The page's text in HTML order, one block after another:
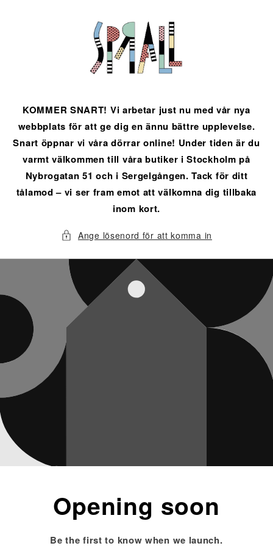
KOMMER SNART! Vi arbetar just nu med vår nya
webbplats för att ge dig en ännu bättre upplevelse.
Snart öppnar vi våra dörrar online! Under tiden är du
varmt välkommen till våra butiker i Stockholm på
Nybrogatan 51 och i Sergelgången. Tack för ditt
tålamod – vi ser fram emot att välkomna dig tillbaka
inom kort.
Ange lösenord för att komma in
Opening soon
Be the first to know when we launch.